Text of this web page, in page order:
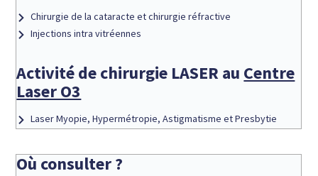
Chirurgie de la cataracte et chirurgie réfractive
Injections intra vitréennes
Activité de chirurgie LASER au Centre
Laser O3
Laser Myopie, Hypermétropie, Astigmatisme et Presbytie
Où consulter ?